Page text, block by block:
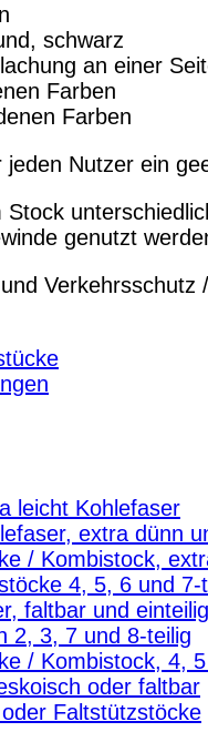
schwarz
an einer
Farben
Farben
Nutzer ein
Stock
genutzt
Verkehrsschutz
leicht Kohlefaser
extra dünn
/ Kombistock,
4, 5, 6 und 7-
faltbar und einteilig
2, 3, 7 und 8-teilig
/ Kombistock, 4,
oder faltbar
Faltstützstöcke